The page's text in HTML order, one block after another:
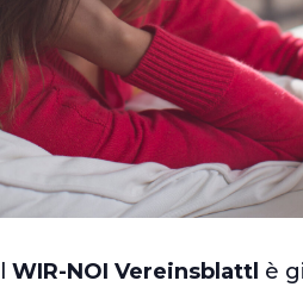
WIR-NOI Vereinsblattl è